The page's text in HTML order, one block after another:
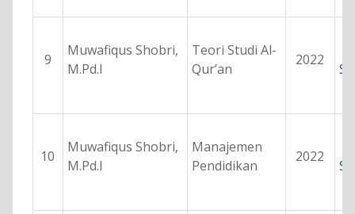
9
Muwafiqus Shobri,
M.Pd.I
Teori Studi Al-
Qur’an
2022
10
Muwafiqus Shobri,
M.Pd.I
Manajemen
Pendidikan
2022